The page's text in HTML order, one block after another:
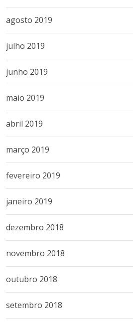
agosto 2019
julho 2019
junho 2019
maio 2019
abril 2019
março 2019
fevereiro 2019
janeiro 2019
dezembro 2018
novembro 2018
outubro 2018
setembro 2018